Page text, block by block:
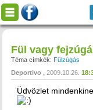
Téma címkék: Fülzúgás
Deportivo
2009.10.26.
Üdvözlet